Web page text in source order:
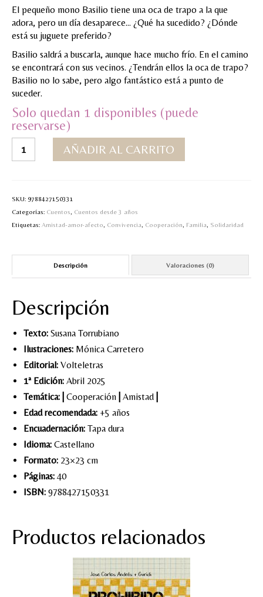
¿QUIÉN SOY?
CREACIONES
BLOG
MI CUENTA
Valoraciones y opiniones de TejiendoLEE un
cuento
El pequeño mono Basilio tiene una oca de trapo a la que
adora, pero un día desaparece… ¿Qué ha sucedido? ¿Dónde
está su juguete preferido?
Basilio saldrá a buscarla, aunque hace mucho frío. En el camino
se encontrará con sus vecinos. ¿Tendrán ellos la oca de trapo?
Basilio no lo sabe, pero algo fantástico está a punto de
suceder.
Solo quedan 1 disponibles (puede
reservarse)
oca
cantidad
AÑADIR AL CARRITO
SKU: 9788427150331
Categorías: Cuentos
Cuentos desde 3 años
Etiquetas: Amistad-amor-afecto Convivencia Cooperación Familia Solidaridad
Descripción Valoraciones (0)
Descripción
Texto: Susana Torrubiano
Ilustraciones: Mónica Carretero
Editorial: Volteletras
1ª Edición: Abril 2025
Temática: Cooperación Amistad
Edad recomendada: +5 años
Encuadernación: Tapa dura
Idioma: Castellano
Formato: 23×23 cm
Páginas: 40
ISBN: 9788427150331
Productos relacionados